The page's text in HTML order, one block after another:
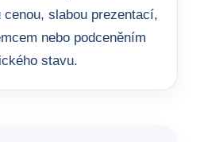
slabou prezentací,
nebo podceněním
stavu.